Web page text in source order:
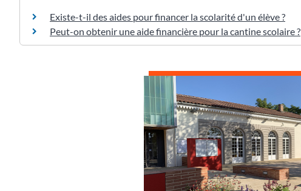
Existe-t-il des aides pour financer la scolarité d'un élève ?
Peut-on obtenir une aide financière pour la cantine scolaire ?